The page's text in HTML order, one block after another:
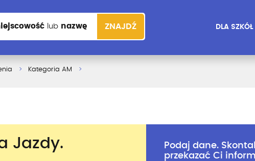
DLA
lub nazwę ZNAJDŹ
Kategoria AM
Jazdy.
Podaj dane.
przekazać Ci